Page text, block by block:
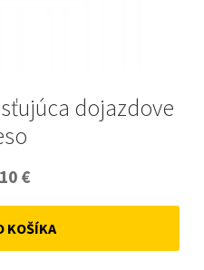
dojazdove
10 €
price
is:
KOŠÍKA